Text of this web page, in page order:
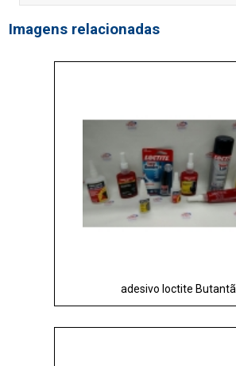
Imagens relacionadas
adesivo loctite Butantã